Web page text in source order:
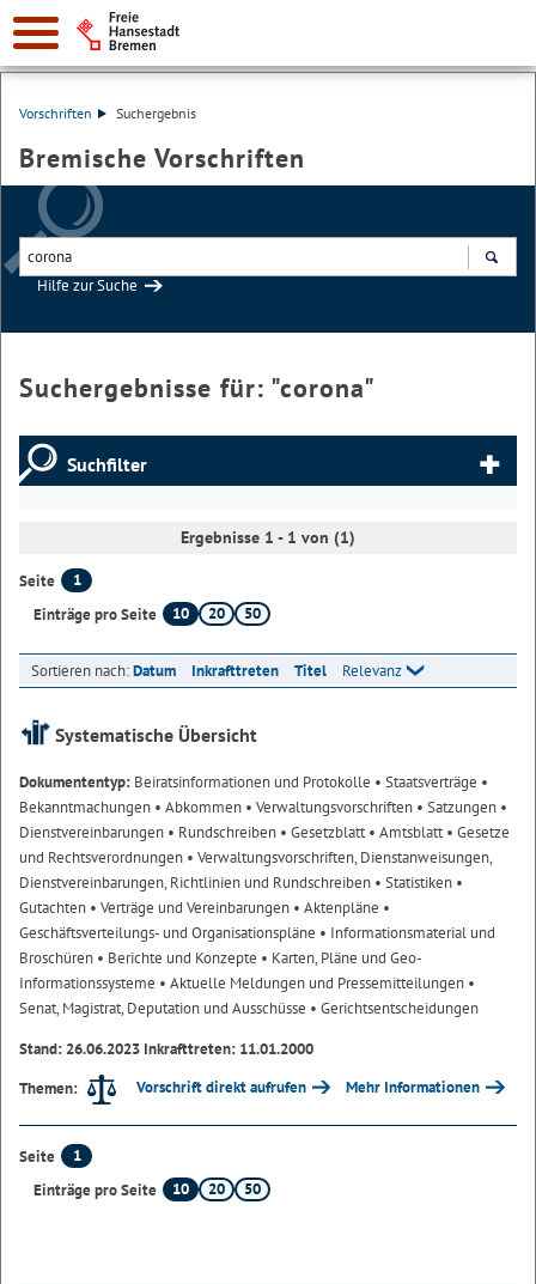
Vorschriften Suchergebnis
Bremische Vorschriften
Hilfe zur Suche
Suchergebnisse für: "corona"
Suchfilter
Ergebnisse 1 - 1 von (1)
Seite
1
Einträge pro Seite
10 20 50
Sortieren nach:Datum Inkrafttreten Titel Relevanz
Systematische Übersicht
Dokumententyp: Beiratsinformationen und Protokolle • Staatsverträge •
Bekanntmachungen • Abkommen • Verwaltungsvorschriften • Satzungen •
Dienstvereinbarungen • Rundschreiben • Gesetzblatt• Amtsblatt• Gesetze
und Rechtsverordnungen • Verwaltungsvorschriften, Dienstanweisungen,
Dienstvereinbarungen, Richtlinien und Rundschreiben • Statistiken •
Gutachten • Verträge und Vereinbarungen • Aktenpläne •
Geschäftsverteilungs- und Organisationspläne • Informationsmaterial und
Broschüren • Berichte und Konzepte • Karten, Pläne und Geo-
Informationssysteme • Aktuelle Meldungen und Pressemitteilungen •
Senat, Magistrat, Deputation und Ausschüsse • Gerichtsentscheidungen
Stand: 26.06.2023 Inkrafttreten: 11.01.2000
Themen:
Vorschrift direkt aufrufen Mehr Informationen
Seite
1
Einträge pro Seite
10 20 50